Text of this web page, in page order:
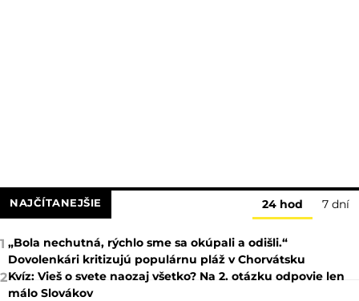
NAJČÍTANEJŠIE 24 hod 7 dní
1 „Bola nechutná, rýchlo sme sa okúpali a odišli.“
Dovolenkári kritizujú populárnu pláž v Chorvátsku
2Kvíz: Vieš o svete naozaj všetko? Na 2. otázku odpovie len
málo Slovákov